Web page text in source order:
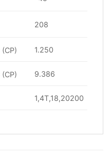
208
(CP) 1.250
(CP) 9.386
1,4T,18,20200